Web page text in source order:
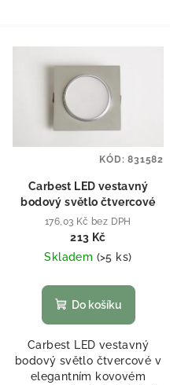
Carbest LED vestavný
bodový světlo čtvercové
176,03 Kč bez DPH
213 Kč
Skladem (>5 ks)
Do košíku
Carbest LED vestavný
bodový světlo čtvercové v
elegantním kovovém
KÓD:831582